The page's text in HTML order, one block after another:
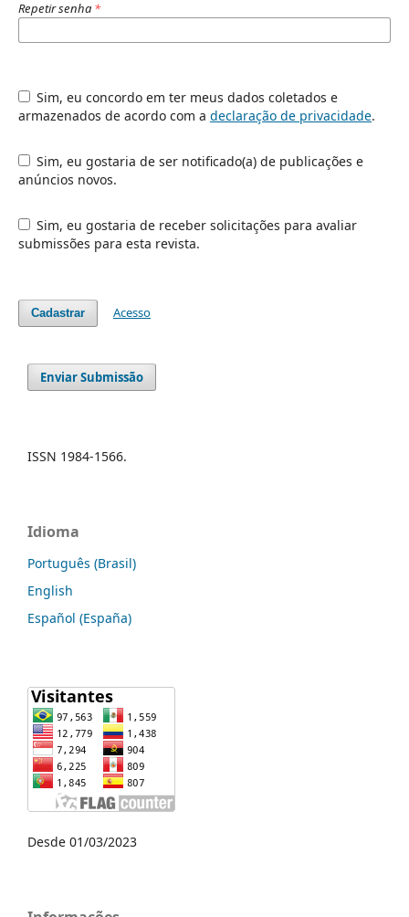
Repetir senha *
Sim, eu concordo em ter meus dados coletados e
armazenados de acordo com a declaração de privacidade.
Sim, eu gostaria de ser notificado(a) de publicações e
anúncios novos.
Sim, eu gostaria de receber solicitações para avaliar
submissões para esta revista.
Cadastrar Acesso
Enviar Submissão
ISSN 1984-1566.
Idioma
Português (Brasil)
English
Español (España)
Desde 01/03/2023